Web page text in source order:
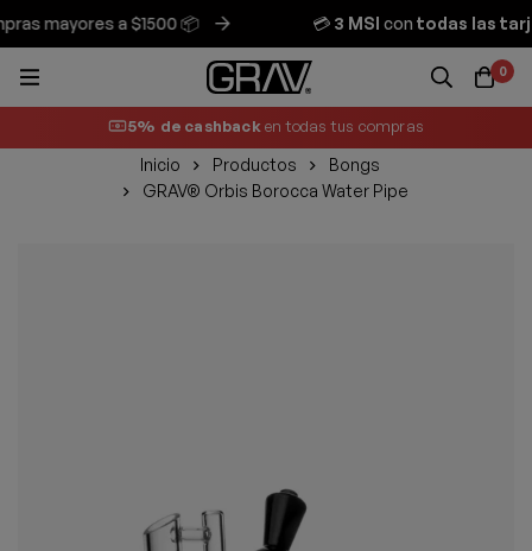
mayores a $1500 📦 💳3 MSIcontodas las
0
5% de cashback en todas tus compras
Inicio Productos
Bongs
GRAV® Orbis Borocca Water Pipe